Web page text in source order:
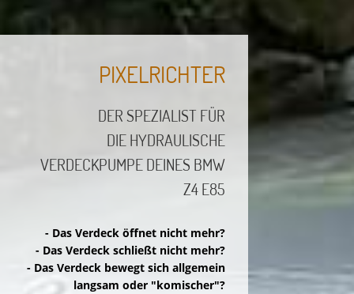
PIXELRICHTER
DER SPEZIALIST FÜR
DIE HYDRAULISCHE
VERDECKPUMPE DEINES BMW
Z4 E85
- Das Verdeck öffnet nicht mehr?
- Das Verdeck schließt nicht mehr?
- Das Verdeck bewegt sich allgemein
langsam oder "komischer"?
Essenzielle Cookies
Google Analytics